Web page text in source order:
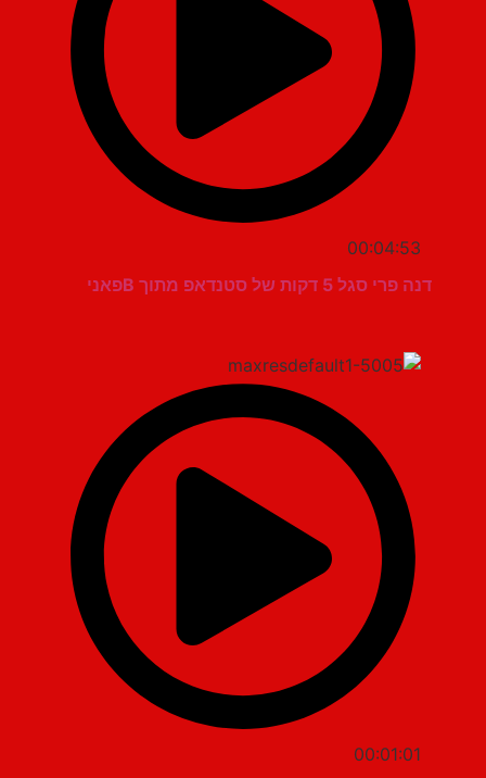
00:04:53
דנה פרי סגל 5 דקות של סטנדאפ מתוך Bפאני
00:01:01